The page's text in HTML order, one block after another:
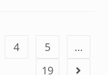
4 5
…
19
Aller à